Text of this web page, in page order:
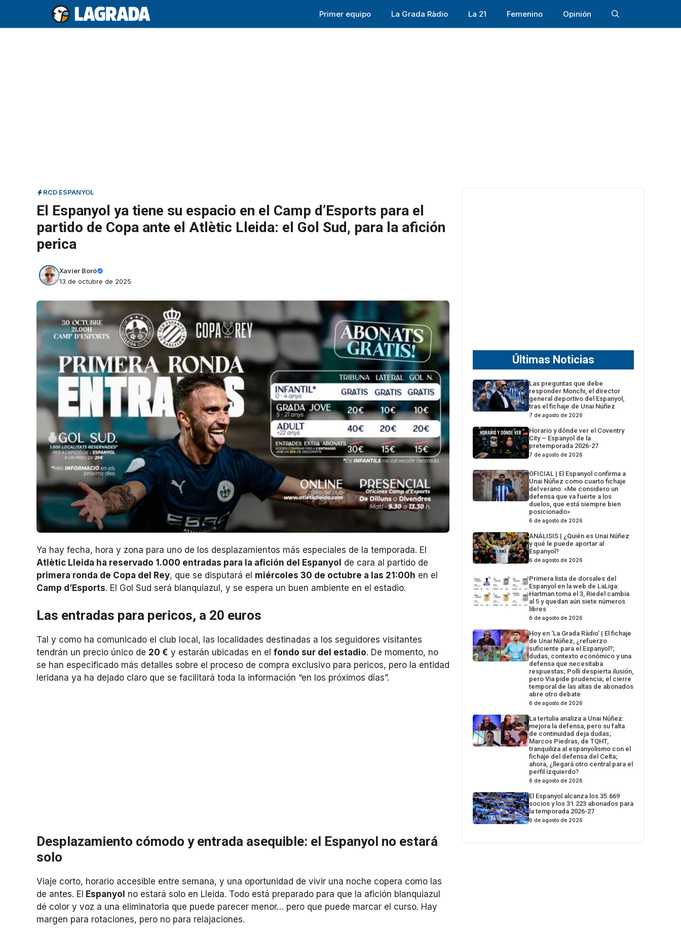
contenido
Primer equipo La Grada Ràdio La 21 Femenino Opinión
RCD ESPANYOL
El Espanyol ya tiene su espacio en el Camp d’Esports para el
partido de Copa ante el Atlètic Lleida: el Gol Sud, para la afición
perica
Xavier Boró
13 de octubre de 2025
Ya hay fecha, hora y zona para uno de los desplazamientos más especiales de la temporada. El
Atlètic Lleida ha reservado 1.000 entradas para la afición del Espanyol de cara al partido de
primera ronda de Copa del Rey, que se disputará el miércoles 30 de octubre a las 21:00h en el
Camp d’Esports. El Gol Sud será blanquiazul, y se espera un buen ambiente en el estadio.
Las entradas para pericos, a 20 euros
Tal y como ha comunicado el club local, las localidades destinadas a los seguidores visitantes
tendrán un precio único de 20 € y estarán ubicadas en el fondo sur del estadio. De momento, no
se han especificado más detalles sobre el proceso de compra exclusivo para pericos, pero la entidad
leridana ya ha dejado claro que se facilitará toda la información “en los próximos días”.
Desplazamiento cómodo y entrada asequible: el Espanyol no estará
solo
Viaje corto, horario accesible entre semana, y una oportunidad de vivir una noche copera como las
de antes. El Espanyol no estará solo en Lleida. Todo está preparado para que la afición blanquiazul
dé color y voz a una eliminatoria que puede parecer menor… pero que puede marcar el curso. Hay
margen para rotaciones, pero no para relajaciones.
Últimas Noticias
Las preguntas que debe
responder Monchi, el director
general deportivo del Espanyol,
tras el fichaje de Unai Núñez
7 de agosto de 2026
Horario y dónde ver el Coventry
City – Espanyol de la
pretemporada 2026-27
7 de agosto de 2026
OFICIAL | El Espanyol confirma a
Unai Núñez como cuarto fichaje
del verano: «Me considero un
defensa que va fuerte a los
duelos, que está siempre bien
posicionado»
6 de agosto de 2026
ANÁLISIS | ¿Quién es Unai Núñez
y qué le puede aportar al
Espanyol?
6 de agosto de 2026
Primera lista de dorsales del
Espanyol en la web de LaLiga:
Hartman toma el 3, Riedel cambia
al 5 y quedan aún siete números
libres
6 de agosto de 2026
Hoy en ‘La Grada Ràdio’ | El fichaje
de Unai Núñez, ¿refuerzo
suficiente para el Espanyol?;
dudas, contexto económico y una
defensa que necesitaba
respuestas; Polli despierta ilusión,
pero Via pide prudencia; el cierre
temporal de las altas de abonados
abre otro debate
6 de agosto de 2026
La tertulia analiza a Unai Núñez:
mejora la defensa, pero su falta
de continuidad deja dudas;
Marcos Piedras, de TQHT,
tranquiliza al espanyolismo con el
fichaje del defensa del Celta;
ahora, ¿llegará otro central para el
perfil izquierdo?
6 de agosto de 2026
El Espanyol alcanza los 35.669
socios y los 31.223 abonados para
la temporada 2026-27
6 de agosto de 2026